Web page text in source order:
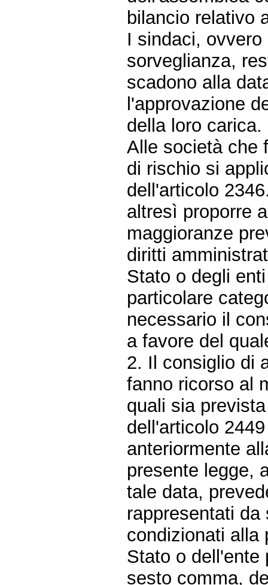
bilancio relativo
I sindaci,
sorveglianza,
scadono alla
l'approvazione
della loro carica.
Alle società che
di rischio si
dell'articolo
altresì proporre
maggioranze
diritti
Stato o degli
particolare
necessario il
a favore del
2. Il consiglio di
fanno ricorso al
quali sia
dell'articolo
anteriormente
presente legge,
tale data,
rappresentati
condizionati alla
Stato o dell'ente
sesto comma,